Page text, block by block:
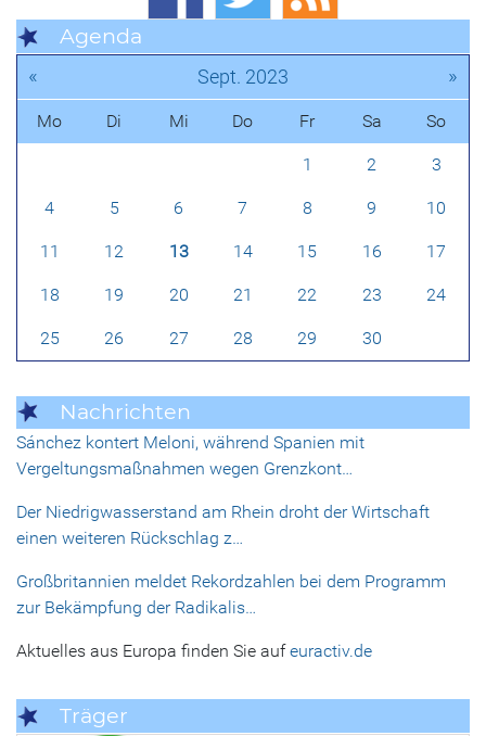
Agenda
« Sept. 2023 »
Mo Di Mi Do Fr Sa So
1 2 3
4 5 6 7 8 9 10
11 12 13 14 15 16 17
18 19 20 21 22 23 24
25 26 27 28 29 30
Nachrichten
Sánchez kontert Meloni, während Spanien mit
Vergeltungsmaßnahmen wegen Grenzkont…
Der Niedrigwasserstand am Rhein droht der Wirtschaft
einen weiteren Rückschlag z…
Großbritannien meldet Rekordzahlen bei dem Programm
zur Bekämpfung der Radikalis…
Aktuelles aus Europa finden Sie aufeuractiv.de
Träger